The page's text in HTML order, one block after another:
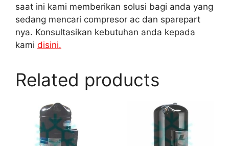
saat ini kami memberikan solusi bagi anda yang
sedang mencari compresor ac dan sparepart
nya. Konsultasikan kebutuhan anda kepada
kami disini.
Related products